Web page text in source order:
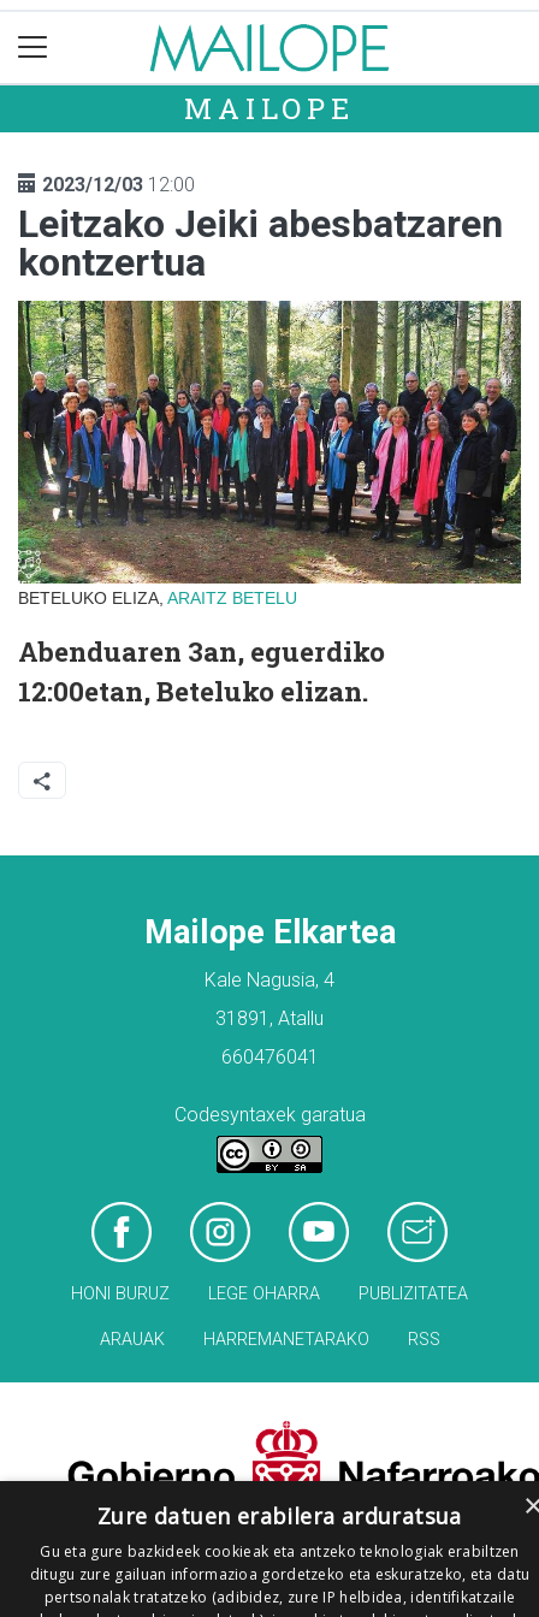
MAILOPE
2023/12/03 12:00
Leitzako Jeiki abesbatzaren
kontzertua
BETELUKO ELIZA, ARAITZ BETELU
Abenduaren 3an, eguerdiko
12:00etan, Beteluko elizan.
Mailope Elkartea
Kale Nagusia, 4
31891, Atallu
660476041
Codesyntaxek garatua
HONI BURUZ LEGE OHARRA PUBLIZITATEA
ARAUAK HARREMANETARAKO RSS
Zure datuen erabilera arduratsua
Gu eta gure bazkideek cookieak eta antzeko teknologiak erabiltzen
ditugu zure gailuan informazioa gordetzeko eta eskuratzeko, eta datu
pertsonalak tratatzeko (adibidez, zure IP helbidea, identifikatzaile